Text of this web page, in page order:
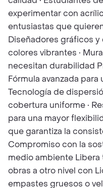
experimentar con
entusiastas que
Diseñadores gráficos
colores vibrantes •
necesitan durabilidad
Fórmula avanzada
Tecnología de
cobertura uniforme •
para una mayor
que garantiza la
Compromiso con la
medio ambiente
obras a otro nivel con
empastes gruesos o